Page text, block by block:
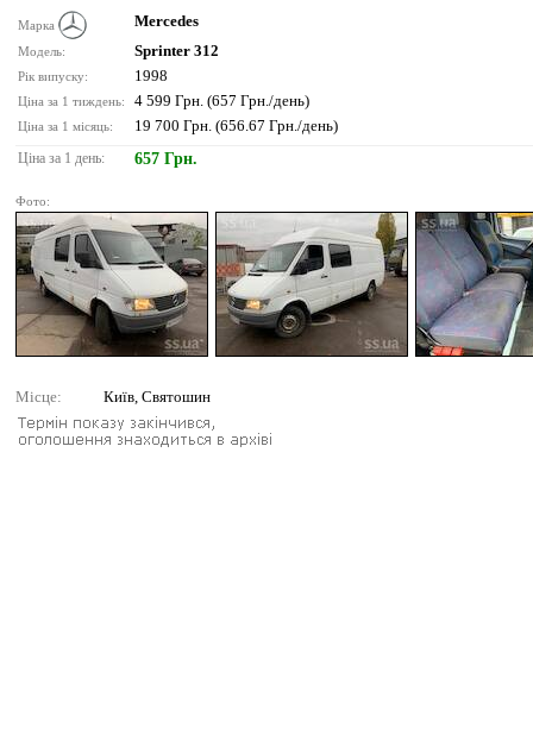
Марка Mercedes
Модель: Sprinter 312
Рік випуску: 1998
Ціна за 1 тиждень: 4 599 Грн. (657 Грн./день)
Ціна за 1 місяць: 19 700 Грн. (656.67 Грн./день)
Ціна за 1 день: 657 Грн.
Фото:
Місце: Київ, Святошин